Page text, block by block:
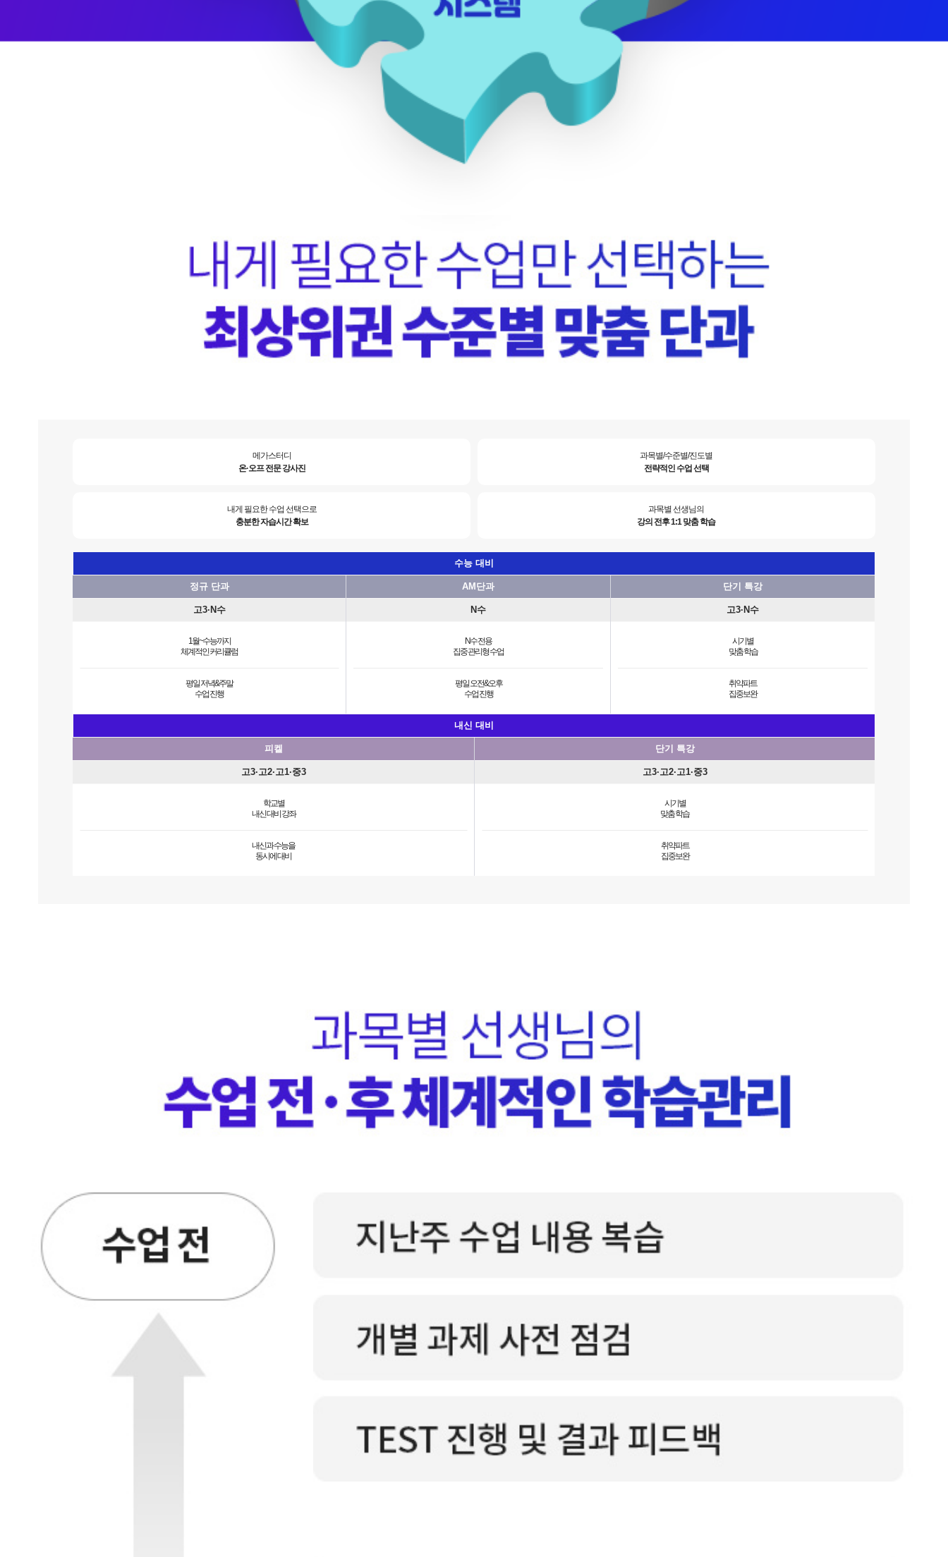
메가스터디
온·오프 전문 강사진
과목별/수준별/진도별
전략적인 수업 선택
내게 필요한 수업 선택으로
충분한 자습시간 확보
과목별 선생님의
강의 전후 1:1 맞춤 학습
수능 대비
정규 단과 AM단과 단기 특강
고3·N수 N수 고3·N수
1월~수능까지
체계적인 커리큘럼
평일 저녁&주말
수업 진행
N수 전용
집중 관리형 수업
평일 오전&오후
수업 진행
시기별
맞춤 학습
취약파트
집중보완
내신 대비
피켈 단기 특강
고3·고2·고1·중3 고3·고2·고1·중3
학교별
내신 대비 강좌
내신과 수능을
동시에 대비
시기별
맞춤 학습
취약파트
집중보완